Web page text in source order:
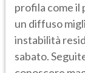
profila come il
un diffuso
instabilità
sabato.